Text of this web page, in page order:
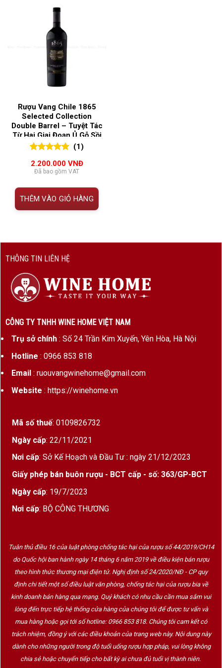
Rượu Vang Chile 1865
Selected Collection
Double Barrel – Tuyệt Tác
Từ Hai Giai Đoạn Ủ Gỗ Sồi
đánh giá
(1)
2.200.000 VNĐ
Đã bao gồm VAT
THÊM VÀO GIỎ HÀNG
THÔNG TIN LIÊN HỆ
CÔNG TY TNHH WINE HOME VIỆT NAM
Trụ sở chính: Số 24 Trần Kim Xuyến, Yên Hòa, Hà Nội
Hotline : 0966 853 818
Email : ruouvangwinehome@gmail.com
Website : https://winehome.vn
Mã số thuế: 0109826732
Ngày cấp: 22/11/2021
Nơi cấp: Sở Kế Hoạch và Đầu Tư : ngày 21/12/2023
Giấy phép bán buôn rượu - BCT cấp - số: 363/GP-BCT
Ngày cấp: 19/7/2023
Nơi cấp: BỘ CÔNG THƯƠNG
Tuân thủ điều 16 của luật phòng chống tác hại của rượu số 44/2019/CH14
do Quốc hội ban hành ngày 14 tháng 6 năm 2019 về điều kiện bán rượu
theo hình thức thương mại điện tử. Nghị định số 24/2020/NĐ - CP quy
định chi tiết một số điều luật văn phòng, chống tác hại của rượu bia về
kinh doanh bán hàng qua mạng. Quý khách có nhu cầu cần mua sắm vui
lòng đến trực tiếp hệ thống cửa hàng của chúng tôi để được tư vấn và
mua hàng hoặc gọi tới số hotline: 0966 853 818. Chúng tôi cam kết có
trách nhiệm, đồng ý với các điều khoản của trang web này. Nội dung này
dành cho những người trong độ tuổi uống rượu hợp pháp, vui lòng không
chia sẻ hoặc chuyển tiếp cho bất kỳ ai chưa đủ tuổi vị thành niên.